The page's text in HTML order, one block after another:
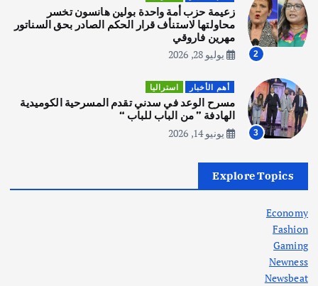
4
المقبل
يوليو 28, 2026
أهم الأخبار ثقافة وفنون
انطلاق ورشة التمثيل في مدينة كلباء الاماراتية
أغسطس 5, 2026
في جذور المشكلة وحلولها المستدامة
2
زعيمة حزب أمة واحدة بولين هانسون تخسر
محاولتها لاستنأف قرار الحكم الصادر بحق السناتور
مهرين فاروقي
يوليو 28, 2026
3
أهم الأخبار استراليا
مسرح الوعد في سدني تقدم المسرحية الكوميدية
الهادفة ” من الباب للباب “
يونيو 14, 2026
Explore Topics
Economy
Fashion
Gaming
Newness
Newsbeat